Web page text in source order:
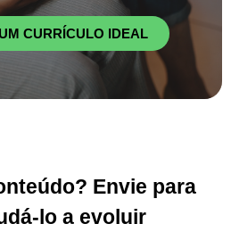
CURRÍCULO IDEAL
Envie para
lo a evoluir